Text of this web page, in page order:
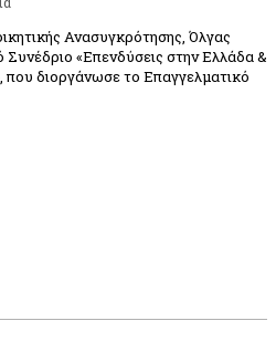
Ανασυγκρότησης, Όλγας
Συνέδριο «Επενδύσεις στην Ελλάδα &
που διοργάνωσε το Επαγγελματικό